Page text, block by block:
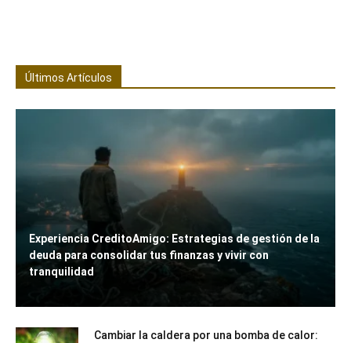
Últimos Artículos
Experiencia CreditoAmigo: Estrategias de gestión de la
deuda para consolidar tus finanzas y vivir con
tranquilidad
Cambiar la caldera por una bomba de calor: